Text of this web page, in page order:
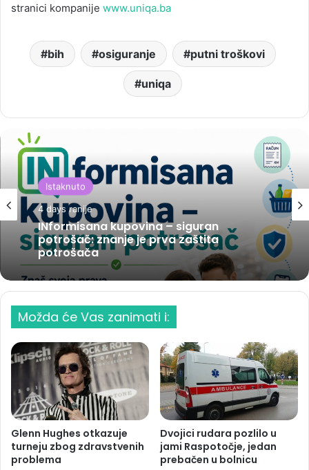
stranici kompanije www.uniqa.ba
bih osiguranje putni troškovi
uniqa
Istaknuto
4 days ranije
INformisana kupovina – siguran
potrošač: znanje je prva zaštita
potrošača
Možda će Vas zanimati i:
Glenn Hughes otkazuje
turneju zbog zdravstvenih
problema
Dvojici rudara pozlilo u
jami Raspotočje, jedan
prebačen u bolnicu